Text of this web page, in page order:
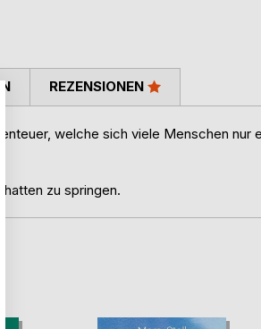
welche sich viele Menschen nur
zu springen.
REZENSIONEN